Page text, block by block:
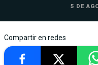
5 DE
Compartir en redes